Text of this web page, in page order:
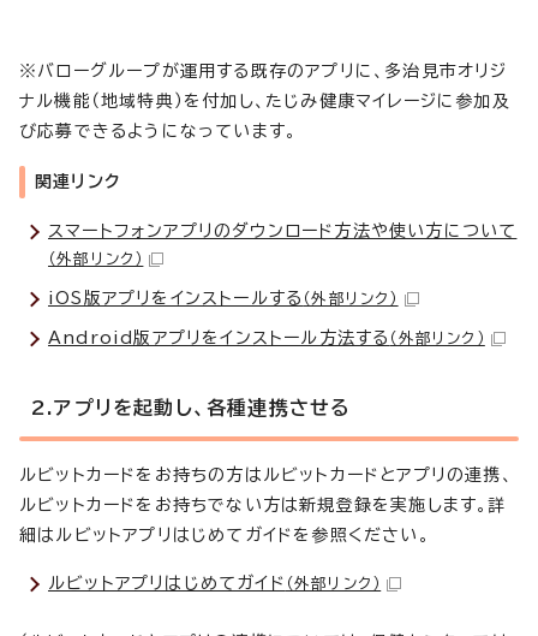
※バローグループが運用する既存のアプリに、多治見市オリジ
ナル機能（地域特典）を付加し、たじみ健康マイレージに参加及
び応募できるようになっています。
関連リンク
スマートフォンアプリのダウンロード方法や使い方について
（外部リンク）
iOS版アプリをインストールする （外部リンク）
Android版アプリをインストール方法する （外部リンク）
2.アプリを起動し、各種連携させる
ルビットカードをお持ちの方はルビットカードとアプリの連携、
ルビットカードをお持ちでない方は新規登録を実施します。詳
細はルビットアプリはじめてガイドを参照ください。
ルビットアプリはじめてガイド （外部リンク）